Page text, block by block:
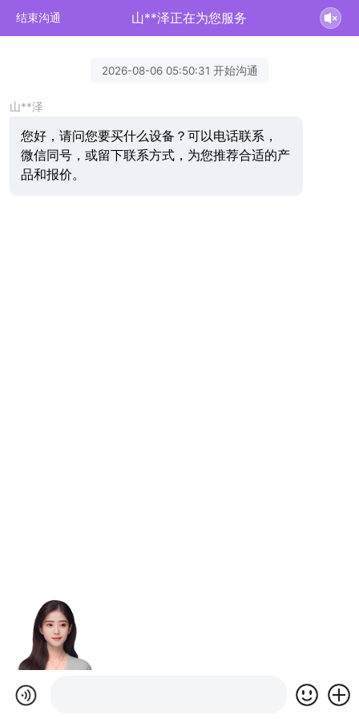
结束沟通 山**泽正在为您服务
2026-08-06 05:50:31 开始沟通
山**泽
您好，请问您要买什么设备？可以电话联系，
微信同号，或留下联系方式，为您推荐合适的产
品和报价。